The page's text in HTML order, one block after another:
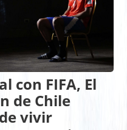
con FIFA, El
de Chile
vivir